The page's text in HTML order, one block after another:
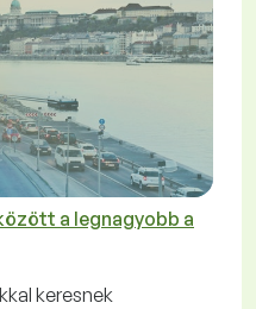
a legnagyobb a
keresnek